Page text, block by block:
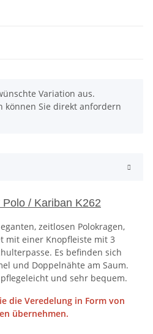
Variation aus.
können Sie direkt anfordern
/ Kariban K262
zeitlosen Polokragen,
mit einer Knopfleiste mit 3
Es befinden sich
und Doppelnähte am Saum.
und sehr bequem.
die Veredelung in Form von
übernehmen.